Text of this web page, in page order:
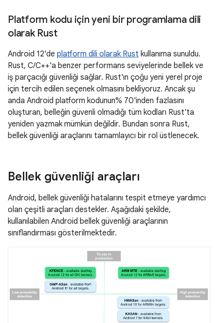
Platform kodu için yeni bir programlama dili
olarak Rust
Android 12'de platform dili olarak Rust kullanıma sunuldu.
Rust, C/C++'a benzer performans seviyelerinde bellek ve
iş parçacığı güvenliği sağlar. Rust'ın çoğu yeni yerel proje
için tercih edilen seçenek olmasını bekliyoruz. Ancak şu
anda Android platform kodunun% 70'inden fazlasını
oluşturan, belleğin güvenli olmadığı tüm kodları Rust'ta
yeniden yazmak mümkün değildir. Bundan sonra Rust,
bellek güvenliği araçlarını tamamlayıcı bir rol üstlenecek.
Bellek güvenliği araçları
Android, bellek güvenliği hatalarını tespit etmeye yardımcı
olan çeşitli araçları destekler. Aşağıdaki şekilde,
kullanılabilen Android bellek güvenliği araçlarının
sınıflandırması gösterilmektedir.